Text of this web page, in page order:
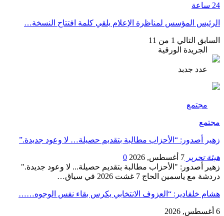
24 ساعة
الرئيس المؤسس لمناظرة الإعلام يلقي كلمة افتتاح النسخة…
السابق التالي 1 من 11
الجريدة الورقية
عدد جدبد
مجتمع
مجتمع
زهير أصدور: “الأحزاب مطالبة بتقديم حصيلة… لا وعود جديدة.”
هيئة تحرير 7 أغسطس, 2026
0
زهير أصدور: "الأحزاب مطالبة بتقديم حصيلة... لا وعود جديدة."
دردشة مع ياسمين الحاج 7 غشت 2026 في سياق…
هشام خلفادير: “العزوف الانتخابي يكرس بقاء نفس الوجوه……
6 أغسطس, 2026